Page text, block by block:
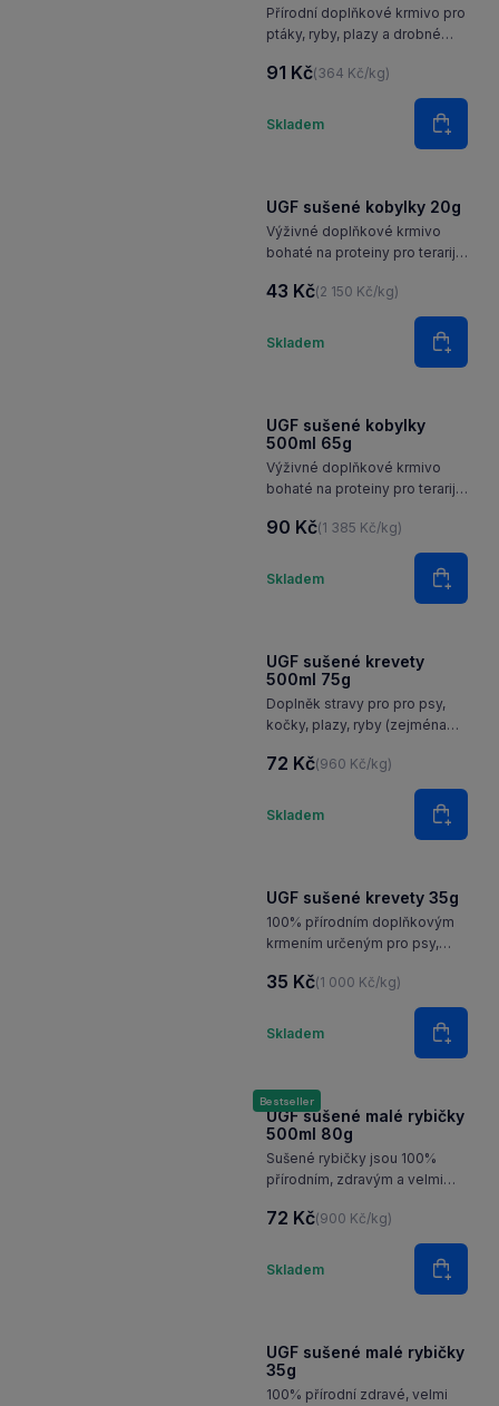
Přírodní doplňkové krmivo pro
ptáky, ryby, plazy a drobné
nebo potkani.
91 Kč(364 Kč/kg)
Skladem
Množství
Do
UGF sušené kobylky 20g
Výživné doplňkové krmivo
bohaté na proteiny pro terarijní
hmyzožravé ptáky a malé
43 Kč(2 150 Kč/kg)
Skladem
Množství
Do
UGF sušené kobylky
500ml 65g
Výživné doplňkové krmivo
bohaté na proteiny pro terarijní
hmyzožravé ptáky a malé
90 Kč(1 385 Kč/kg)
Skladem
Množství
Do
UGF sušené krevety
500ml 75g
Doplněk stravy pro pro psy,
kočky, plazy, ryby (zejména
72 Kč(960 Kč/kg)
Skladem
Množství
Do
UGF sušené krevety 35g
100% přírodním doplňkovým
krmením určeným pro psy,
KOI kapry), ptáky a hlodavce.
35 Kč(1 000 Kč/kg)
Skladem
Množství
Do
Bestseller
UGF sušené malé rybičky
500ml 80g
Sušené rybičky jsou 100%
přírodním, zdravým a velmi
krmením a pamlskem určeným
pro psy, kočky, plazy, ryby
a hlodavce.
72 Kč(900 Kč/kg)
Skladem
Množství
Do
UGF sušené malé rybičky
35g
100% přírodní zdravé, velmi